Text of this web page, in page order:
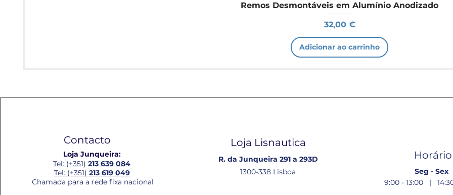
Remos Desmontáveis em Alumínio Anodizado
Preço
32,00 €
Adicionar ao carrinho
Contacto
Loja Junqueira:
Tel: (+351)213 639 084
Tel: (+351) 213 619 049
Chamada para a rede fixa nacional
Loja Lisnautica
R. da Junqueira 291 a 293D
1300-338 Lisboa
Horário
Seg - Sex
9:00 - 13:00 |